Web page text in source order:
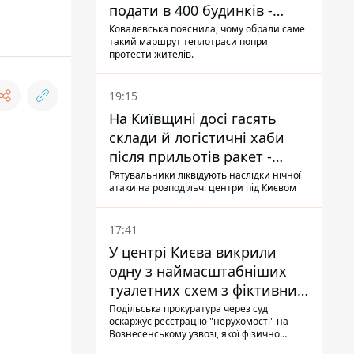
подати в 400 будинків -
депутатка Київради
Ковалевська пояснила, чому обрали саме
такий маршрут теплотраси попри
протести жителів.
19:15
На Київщині досі гасять
склади й логістичні хаби
після прильотів ракет -
ДСНС
Рятувальники ліквідують наслідки нічної
атаки на розподільчі центри під Києвом
17:41
У центрі Києва викрили
одну з наймасштабніших
туалетних схем з фіктивним
будинком
Подільська прокуратура через суд
оскаржує реєстрацію "нерухомості" на
Вознесенському узвозі, якої фізично